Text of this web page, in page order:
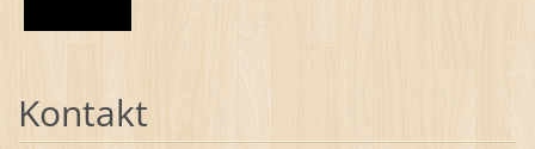
Kontakt